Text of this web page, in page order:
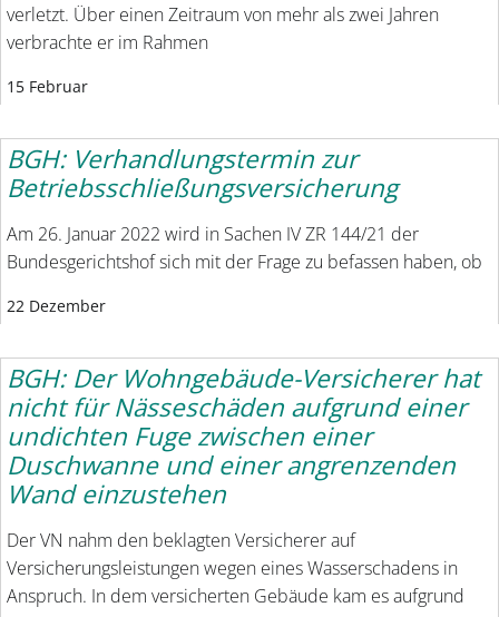
verletzt. Über einen Zeitraum von mehr als zwei Jahren
verbrachte er im Rahmen
15 Februar
BGH: Verhandlungstermin zur
Betriebsschließungsversicherung
Am 26. Januar 2022 wird in Sachen IV ZR 144/21 der
Bundesgerichtshof sich mit der Frage zu befassen haben, ob
22 Dezember
BGH: Der Wohngebäude-Versicherer hat
nicht für Nässeschäden aufgrund einer
undichten Fuge zwischen einer
Duschwanne und einer angrenzenden
Wand einzustehen
Der VN nahm den beklagten Versicherer auf
Versicherungsleistungen wegen eines Wasserschadens in
Anspruch. In dem versicherten Gebäude kam es aufgrund